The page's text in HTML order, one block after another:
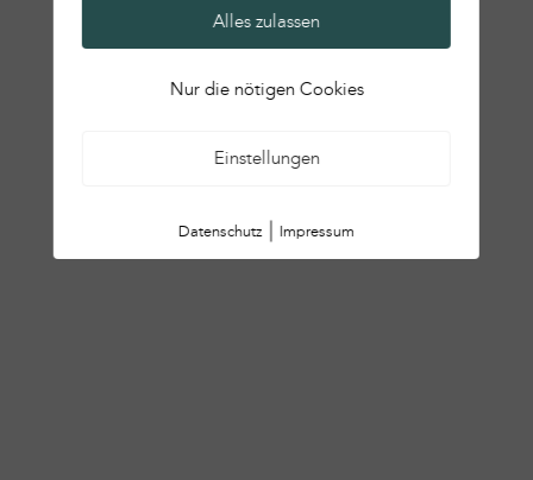
Alles zulassen
Nur die nötigen Cookies
Einstellungen
Datenschutz| Impressum